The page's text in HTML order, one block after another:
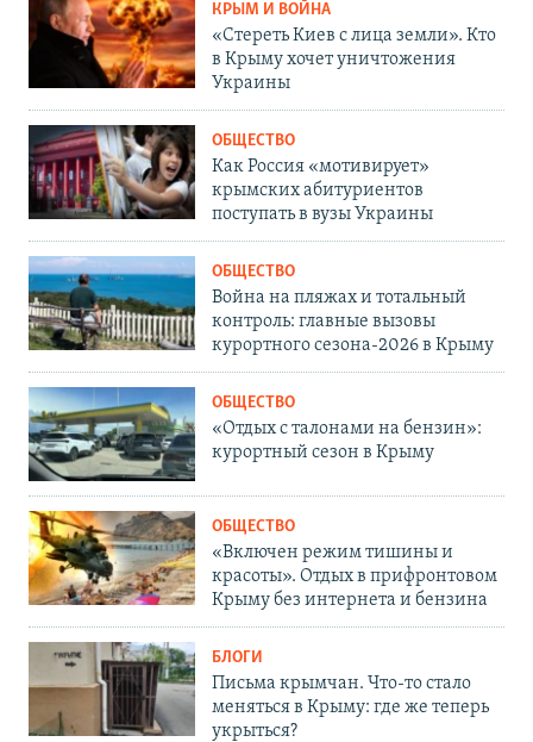
КРЫМ И ВОЙНА
«Стереть Киев с лица земли». Кто
в Крыму хочет уничтожения
Украины
ОБЩЕСТВО
Как Россия «мотивирует»
крымских абитуриентов
поступать в вузы Украины
ОБЩЕСТВО
Война на пляжах и тотальный
контроль: главные вызовы
курортного сезона-2026 в Крыму
ОБЩЕСТВО
«Отдых с талонами на бензин»:
курортный сезон в Крыму
ОБЩЕСТВО
«Включен режим тишины и
красоты». Отдых в прифронтовом
Крыму без интернета и бензина
БЛОГИ
Письма крымчан. Что-то стало
меняться в Крыму: где же теперь
укрыться?